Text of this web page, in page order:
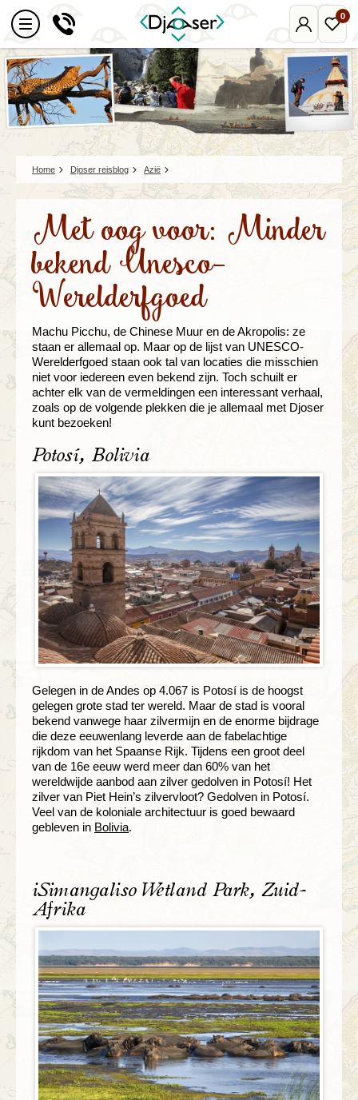
Mijn
Djoser
0
Home Djoser reisblog Azië
Met oog voor: Minder
bekend Unesco-
Werelderfgoed
Machu Picchu, de Chinese Muur en de Akropolis: ze
staan er allemaal op. Maar op de lijst van UNESCO-
Werelderfgoed staan ook tal van locaties die misschien
niet voor iedereen even bekend zijn. Toch schuilt er
achter elk van de vermeldingen een interessant verhaal,
zoals op de volgende plekken die je allemaal met Djoser
kunt bezoeken!
Potosí, Bolivia
Gelegen in de Andes op 4.067 is Potosí is de hoogst
gelegen grote stad ter wereld. Maar de stad is vooral
bekend vanwege haar zilvermijn en de enorme bijdrage
die deze eeuwenlang leverde aan de fabelachtige
rijkdom van het Spaanse Rijk. Tijdens een groot deel
van de 16e eeuw werd meer dan 60% van het
wereldwijde aanbod aan zilver gedolven in Potosí! Het
zilver van Piet Hein’s zilvervloot? Gedolven in Potosí.
Veel van de koloniale architectuur is goed bewaard
gebleven in Bolivia.
iSimangaliso Wetland Park, Zuid-
Afrika